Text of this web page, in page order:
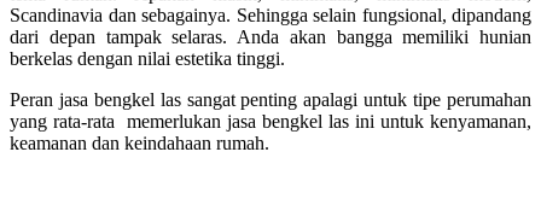
Scandinavia dan sebagainya. Sehingga selain fungsional, dipandang
dari depan tampak selaras. Anda akan bangga memiliki hunian
berkelas dengan nilai estetika tinggi.
Peran jasa bengkel las sangat penting apalagi untuk tipe perumahan
yang rata-rata memerlukan jasa bengkel las ini untuk kenyamanan,
keamanan dan keindahaan rumah.